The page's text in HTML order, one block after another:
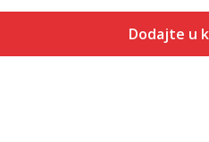
Dodajte u